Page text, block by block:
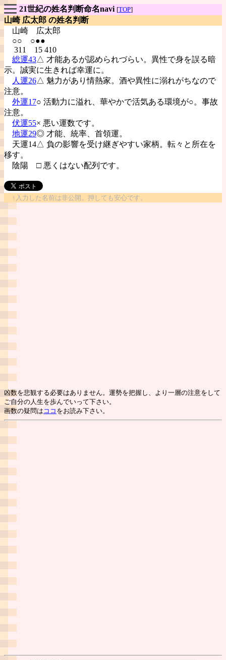
21世紀の姓名判断命名navi [TOP]
山崎 広太郎 の姓名判断
山崎
広太郎
○○ ○●●
311 15 410
総運43△ 才能あるが認められづらい。異性で身を誤る暗
示。誠実に生きれば幸運に。
人運26△ 魅力があり情熱家。酒や異性に溺れがちなので
注意。
外運17○ 活動力に溢れ、華やかで活気ある環境が○。事故
注意。
伏運55× 悪い運数です。
地運29◎ 才能、統率、首領運。
天運14△ 負の影響を受け継ぎやすい家柄。転々と所在を
移す。
陰陽 □ 悪くはない配列です。
↑入力した名前は非公開。押しても安心です。
凶数を悲観する必要はありません。運勢を把握し、より一層の注意をして
ご自分の人生を歩んでいって下さい。
画数の疑問は ココ をお読み下さい。